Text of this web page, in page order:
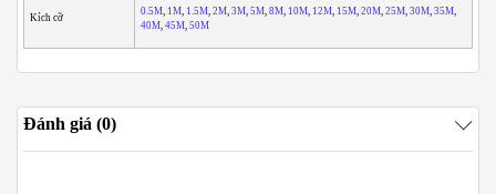
Kích cỡ
0.5M, 1M, 1.5M, 2M, 3M, 5M, 8M, 10M, 12M, 15M, 20M, 25M, 30M, 35M,
40M, 45M, 50M
Đánh giá (0)